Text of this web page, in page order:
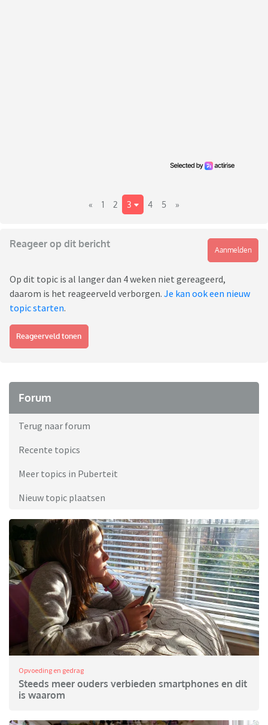
« 1 2 3 4 5 »
Reageer op dit bericht
Aanmelden
Op dit topic is al langer dan 4 weken niet gereageerd,
daarom is het reageerveld verborgen. Je kan ook een nieuw
topic starten.
Reageerveld tonen
Forum
Terug naar forum
Recente topics
Meer topics in Puberteit
Nieuw topic plaatsen
Opvoeding en gedrag
Steeds meer ouders verbieden smartphones en dit
is waarom